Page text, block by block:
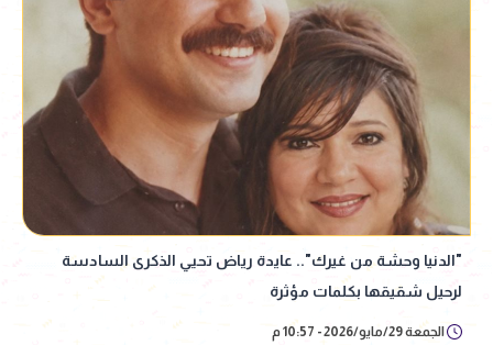
"الدنيا وحشة من غيرك".. عايدة رياض تحيي الذكرى السادسة
لرحيل شقيقها بكلمات مؤثرة
الجمعة 29/مايو/2026 - 10:57 م